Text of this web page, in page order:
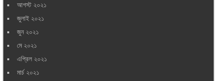
আগস্ট ২০২১
জুলাই ২০২১
জুন ২০২১
মে ২০২১
এপ্রিল ২০২১
মার্চ ২০২১